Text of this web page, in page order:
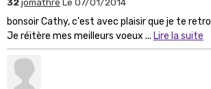
bonsoir Cathy, c'est avec plaisir que je te
Je réitère mes meilleurs voeux ... Lire la suite